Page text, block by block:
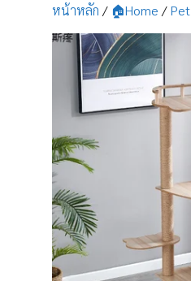
หน้าหลัก / 🏠Home /Pet